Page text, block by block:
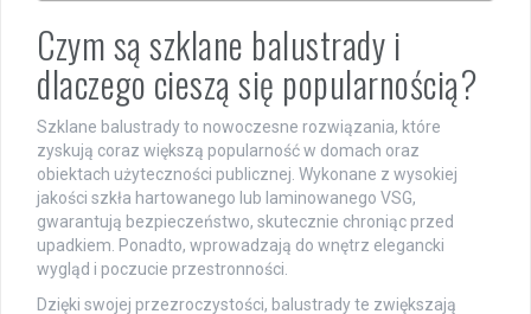
Czym są szklane balustrady i
dlaczego cieszą się popularnością?
Szklane balustrady to nowoczesne rozwiązania, które
zyskują coraz większą popularność w domach oraz
obiektach użyteczności publicznej. Wykonane z wysokiej
jakości szkła hartowanego lub laminowanego VSG,
gwarantują bezpieczeństwo, skutecznie chroniąc przed
upadkiem. Ponadto, wprowadzają do wnętrz elegancki
wygląd i poczucie przestronności.
Dzięki swojej przezroczystości, balustrady te zwiększają